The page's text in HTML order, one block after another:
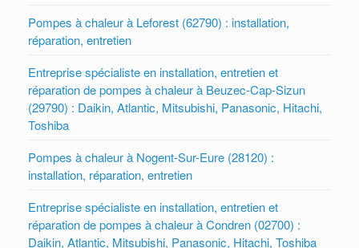
Pompes à chaleur à Leforest (62790) : installation,
réparation, entretien
Entreprise spécialiste en installation, entretien et
réparation de pompes à chaleur à Beuzec-Cap-Sizun
(29790) : Daikin, Atlantic, Mitsubishi, Panasonic, Hitachi,
Toshiba
Pompes à chaleur à Nogent-Sur-Eure (28120) :
installation, réparation, entretien
Entreprise spécialiste en installation, entretien et
réparation de pompes à chaleur à Condren (02700) :
Daikin, Atlantic, Mitsubishi, Panasonic, Hitachi, Toshiba